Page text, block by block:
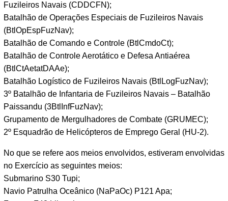
Fuzileiros Navais (CDDCFN);
Batalhão de Operações Especiais de Fuzileiros Navais
(BtlOpEspFuzNav);
Batalhão de Comando e Controle (BtlCmdoCt);
Batalhão de Controle Aerotático e Defesa Antiaérea
(BtlCtAetatDAAe);
Batalhão Logístico de Fuzileiros Navais (BtlLogFuzNav);
3º Batalhão de Infantaria de Fuzileiros Navais – Batalhão
Paissandu (3BtlInfFuzNav);
Grupamento de Mergulhadores de Combate (GRUMEC);
2º Esquadrão de Helicópteros de Emprego Geral (HU-2).
No que se refere aos meios envolvidos, estiveram envolvidas
no Exercício as seguintes meios:
Submarino S30 Tupi;
Navio Patrulha Oceânico (NaPaOc) P121 Apa;